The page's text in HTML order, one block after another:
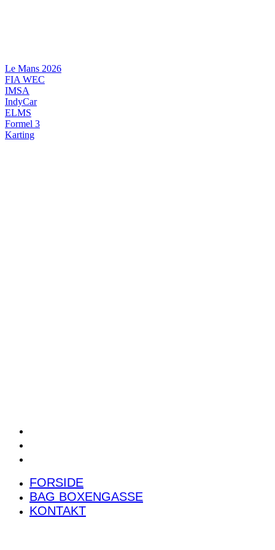
Le Mans 2026
FIA WEC
IMSA
IndyCar
ELMS
Formel 3
Karting
FORSIDE
BAG BOXENGASSE
KONTAKT